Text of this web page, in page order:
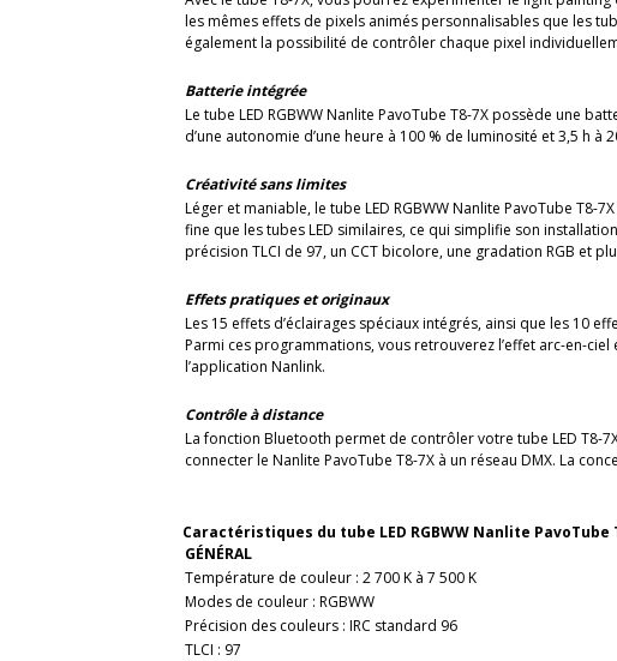
les mêmes effets de pixels animés personnalisables que les
également la possibilité de contrôler chaque pixel
Batterie intégrée
Le tube LED RGBWW Nanlite PavoTube T8-7X possède une
d’une autonomie d’une heure à 100 % de luminosité et 3,5 h à
Créativité sans limites
Léger et maniable, le tube LED RGBWW Nanlite PavoTube T8-
fine que les tubes LED similaires, ce qui simplifie son
précision TLCI de 97, un CCT bicolore, une gradation RGB et
Effets pratiques et originaux
Les 15 effets d’éclairages spéciaux intégrés, ainsi que les 10
Parmi ces programmations, vous retrouverez l’effet arc-en-
l’application Nanlink.
Contrôle à distance
La fonction Bluetooth permet de contrôler votre tube LED T8-
connecter le Nanlite PavoTube T8-7X à un réseau DMX. La
Caractéristiques du tube LED RGBWW Nanlite PavoTube
GÉNÉRAL
Température de couleur : 2 700 K à 7 500 K
Modes de couleur : RGBWW
Précision des couleurs : IRC standard 96
TLCI : 97